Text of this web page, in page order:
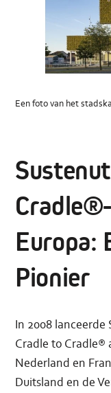
Een foto van het
Europa:
Pionier
In 2008 lanceerde
Cradle to Cradle®
Nederland en
Duitsland en de